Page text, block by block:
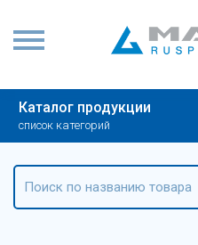
Каталог продукции
список категорий